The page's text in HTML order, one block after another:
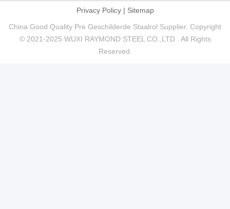
Privacy Policy| Sitemap
China Good Quality Pre Geschilderde Staalrol Supplier. Copyright
© 2021-2025 WUXI RAYMOND STEEL CO.,LTD . All Rights
Reserved.